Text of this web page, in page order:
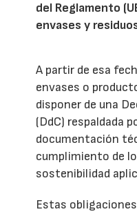
del Reglamento
envases y
A partir de esa
envases o
disponer de una
(DdC) respaldada
documentación
cumplimiento de
sostenibilidad
Estas